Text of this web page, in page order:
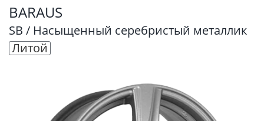
BARAUS
SB / Насыщенный серебристый металлик
Литой